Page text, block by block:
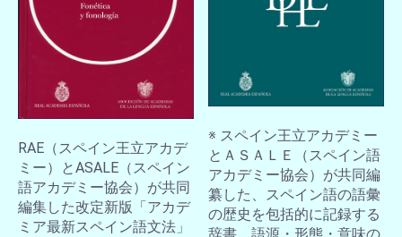
RAE（スペイン王立アカデ
ミー）とASALE（スペイン
語アカデミー協会）が共同
編集した改定新版「アカデ
ミア最新スペイン語文法」
※ スペイン王立アカデミー
とＡＳＡＬＥ（スペイン語
アカデミー協会）が共同編
纂した、スペイン語の語彙
の歴史を包括的に記録する